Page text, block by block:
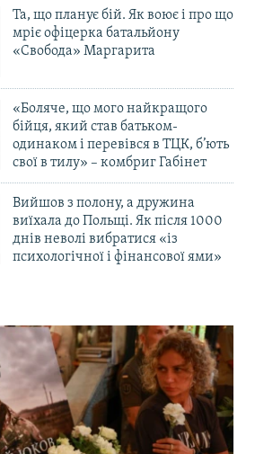
Та, що планує бій. Як воює і про що
мріє офіцерка батальйону
«Свобода» Маргарита
«Боляче, що мого найкращого
бійця, який став батьком-
одинаком і перевівся в ТЦК, б’ють
свої в тилу» – комбриг Габінет
Вийшов з полону, а дружина
виїхала до Польщі. Як після 1000
днів неволі вибратися «із
психологічної і фінансової ями»